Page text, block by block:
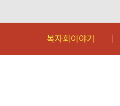
복자회이야기